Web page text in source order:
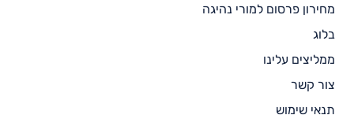
מחירון פרסום למורי נהיגה
בלוג
ממליצים עלינו
צור קשר
תנאי שימוש